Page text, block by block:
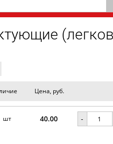
Цена, руб.
шт 40.00 -